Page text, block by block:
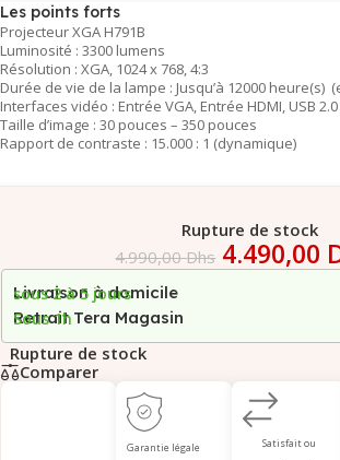
Les points forts
Projecteur XGA H791B
Luminosité : 3300 lumens
Résolution : XGA, 1024 x 768, 4:3
Durée de vie de la lampe : Jusqu’à 12000 heure(s)
Interfaces vidéo : Entrée VGA, Entrée HDMI, USB
Taille d’image : 30 pouces – 350 pouces
Rapport de contraste : 15.000 : 1 (dynamique)
Rupture de stock
4.990,00Dhs 4.490,00
Livraison à domicile
sous 2 à 5 jours
Retrait Tera Magasin
Sous 1h
Rupture de stock
Comparer
Garantie légale
Satisfait ou